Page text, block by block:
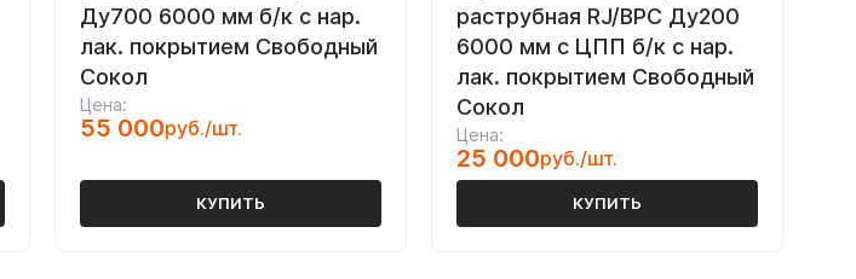
Ду700 6000 мм б/к с нар.
лак. покрытием Свободный
Сокол
Цена:
55 000руб./шт.
КУПИТЬ
раструбная RJ/ВРС Ду200
6000 мм с ЦПП б/к с нар.
лак. покрытием Свободный
Сокол
Цена:
25 000руб./шт.
КУПИТЬ